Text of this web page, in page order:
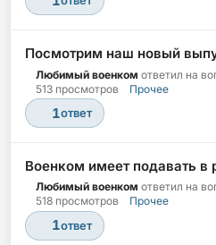
Посмотрим наш новый
Любимый военком ответил на
513 просмотров
Прочее
1ответ
Военком имеет подавать в
Любимый военком ответил на
518 просмотров
Прочее
1ответ